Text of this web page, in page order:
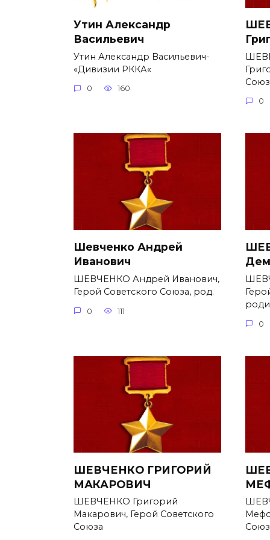
Утин Александр
Васильевич
Утин Александр Васильевич-
«Дивизии РККА«
0 160
0
Шевченко Андрей
Иванович
ШЕВЧЕНКО Андрей Иванович,
Герой Советского Союза, род.
0 111
0
ШЕВЧЕНКО ГРИГОРИЙ
МАКАРОВИЧ
ШЕВЧЕНКО Григорий
Макарович, Герой Советского
Союза